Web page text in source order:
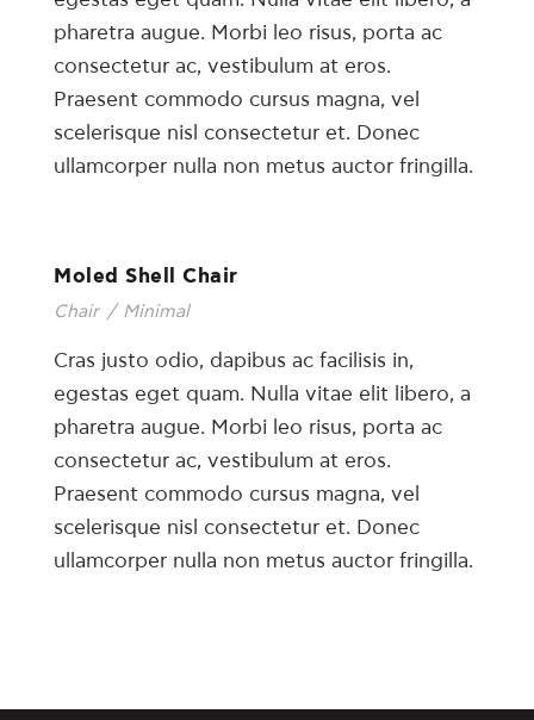
pharetra augue. Morbi leo risus, porta ac
consectetur ac, vestibulum at eros.
Praesent commodo cursus magna, vel
scelerisque nisl consectetur et. Donec
ullamcorper nulla non metus auctor fringilla.
Moled Shell Chair
Chair / Minimal
Cras justo odio, dapibus ac facilisis in,
egestas eget quam. Nulla vitae elit libero, a
pharetra augue. Morbi leo risus, porta ac
consectetur ac, vestibulum at eros.
Praesent commodo cursus magna, vel
scelerisque nisl consectetur et. Donec
ullamcorper nulla non metus auctor fringilla.